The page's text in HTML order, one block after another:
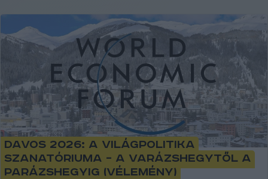
Davos 2026: a világpolitika
szanatóriuma – a Varázshegytől a
Parázshegyig (vélemény)